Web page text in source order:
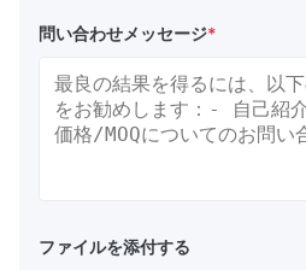
問い合わせメッセージ*
ファイルを添付する